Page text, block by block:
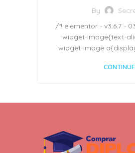
By
/*! elementor - v3.6.7 -
widget-image{text-
widget-image